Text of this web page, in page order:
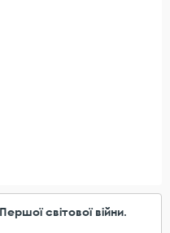
світової війни.